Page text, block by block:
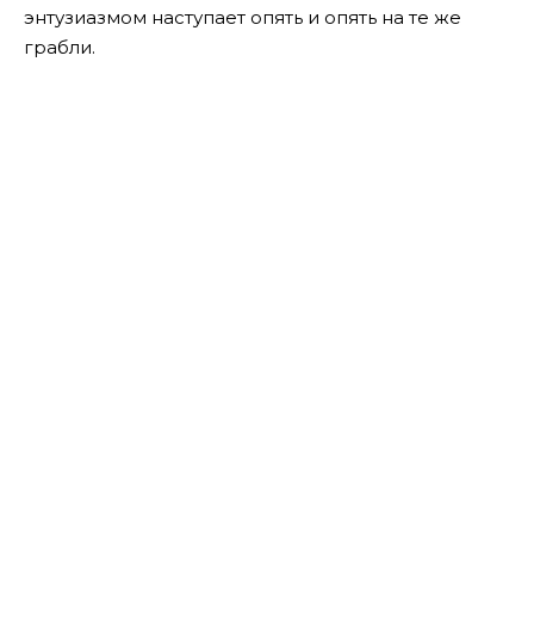
энтузиазмом наступает опять и опять на те же
грабли.